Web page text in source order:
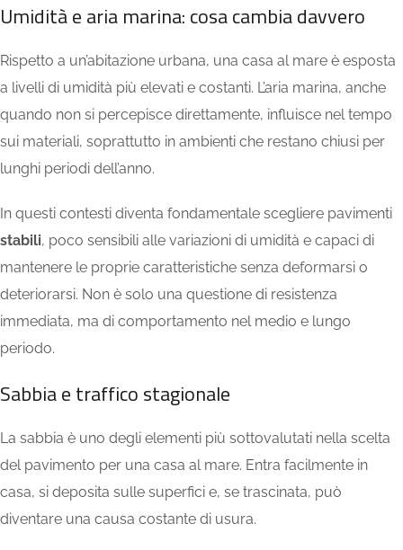
Umidità e aria marina: cosa cambia davvero
Rispetto a un’abitazione urbana, una casa al mare è esposta
a livelli di umidità più elevati e costanti. L’aria marina, anche
quando non si percepisce direttamente, influisce nel tempo
sui materiali, soprattutto in ambienti che restano chiusi per
lunghi periodi dell’anno.
In questi contesti diventa fondamentale scegliere pavimenti
stabili, poco sensibili alle variazioni di umidità e capaci di
mantenere le proprie caratteristiche senza deformarsi o
deteriorarsi. Non è solo una questione di resistenza
immediata, ma di comportamento nel medio e lungo
periodo.
Sabbia e traffico stagionale
La sabbia è uno degli elementi più sottovalutati nella scelta
del pavimento per una casa al mare. Entra facilmente in
casa, si deposita sulle superfici e, se trascinata, può
diventare una causa costante di usura.